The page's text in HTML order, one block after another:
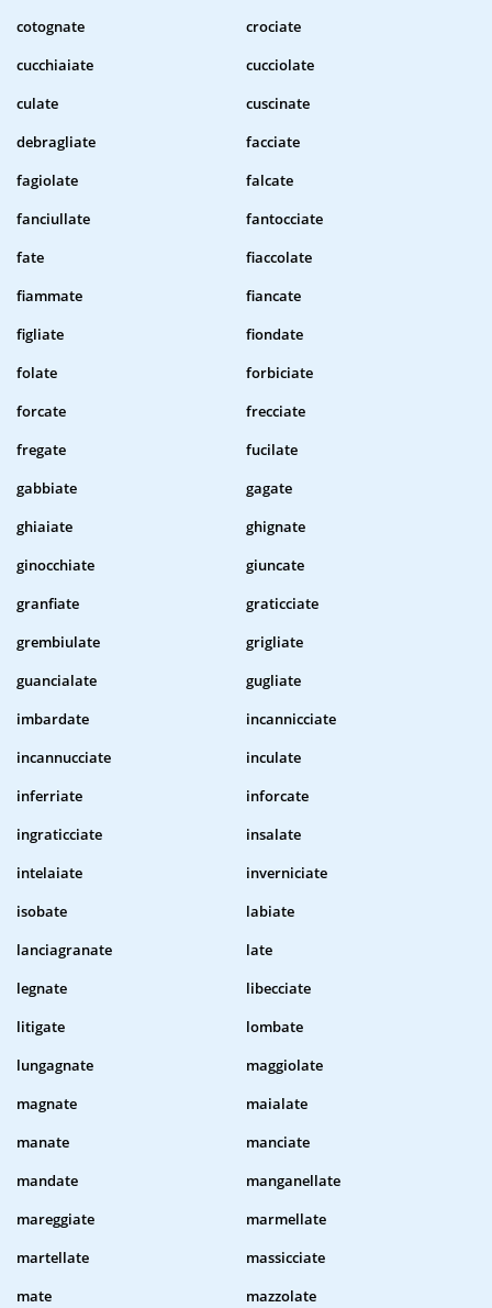
cotognate
crociate
cucchiaiate
cucciolate
culate
cuscinate
debragliate
facciate
fagiolate
falcate
fanciullate
fantocciate
fate
fiaccolate
fiammate
fiancate
figliate
fiondate
folate
forbiciate
forcate
frecciate
fregate
fucilate
gabbiate
gagate
ghiaiate
ghignate
ginocchiate
giuncate
granfiate
graticciate
grembiulate
grigliate
guancialate
gugliate
imbardate
incannicciate
incannucciate
inculate
inferriate
inforcate
ingraticciate
insalate
intelaiate
inverniciate
isobate
labiate
lanciagranate
late
legnate
libecciate
litigate
lombate
lungagnate
maggiolate
magnate
maialate
manate
manciate
mandate
manganellate
mareggiate
marmellate
martellate
massicciate
mate
mazzolate